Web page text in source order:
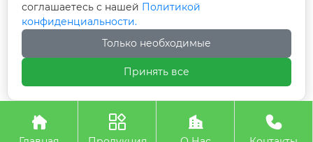
 +86-13919113641
+8618609446782
Авторское право©ООО Ланьчжоу Тяньюй
Электроэнергетическое Оборудование
   
соглашаетесь с нашей Политикой
конфиденциальности.
Только необходимые
Принять все